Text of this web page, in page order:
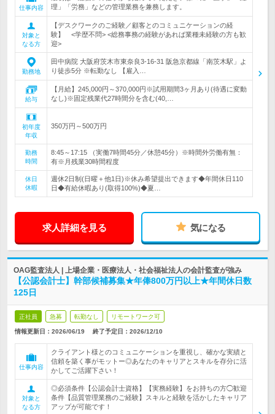
仕事内容
理」「労務」などの管理業務を兼務します。
対象と
なる方
【デスクワークのご経験／顧客とのコミュニケーションの経
験】 <学歴不問> <総務事務の経験があれば業種未経験の方も歓
迎>
勤務地
田中病院 大阪府茨木市東奈良3-16-31 阪急京都線「南茨木駅」よ
り徒歩5分 ※転勤なし 【雇入…
給与
【月給】245,000円～370,000円※試用期間3ヶ月あり(待遇に変動
なし)※固定残業代27時間分を含む(40,…
初年度
年収
350万円～500万円
勤務
時間
8:45～17:15 （実働7時間45分／休憩45分）※時間外労働有無：
有※月残業30時間程度
休日
休暇
週休2日制(日曜＋他1日)※休み希望提出できます◆年間休日110
日◆有給休暇あり(取得100%)◆夏…
求人詳細を見る 気になる
OAG監査法人 | 上場企業・医療法人・社会福祉法人の会計監査が強み
【公認会計士】幹部候補募集★年俸800万円以上★年間休日数
125日
正社員 急募 転勤なし リモートワーク可
情報更新日：2026/06/19 終了予定日： 2026/12/10
仕事内容
クライアント様とのコミュニケーションを重視し、確かな実績と
信頼を築く事がモットー◎あなたのキャリアとスキルを存分に活
かしてご活躍下さい！
対象と
なる方
◎必須条件【公認会計士資格】【実務経験】をお持ちの方◯歓迎
条件【品質管理業務のご経験】スキルと経験を活かしたキャリア
アップが可能です！